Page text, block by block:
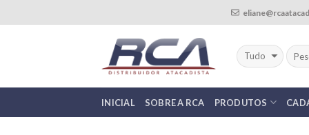
to
INICIAL SOBRE A RCA PRODUTOS